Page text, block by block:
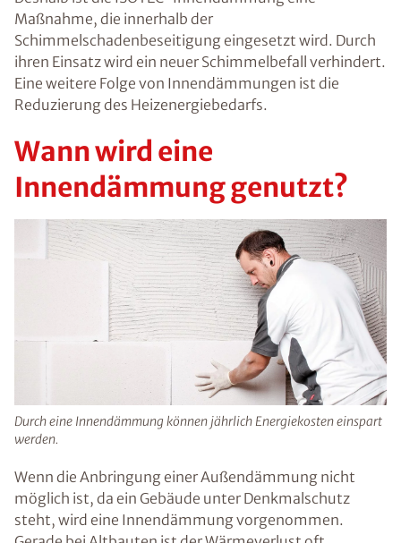
Maßnahme, die innerhalb der
Schimmelschadenbeseitigung eingesetzt wird. Durch
ihren Einsatz wird ein neuer Schimmelbefall verhindert.
Eine weitere Folge von Innendämmungen ist die
Reduzierung des Heizenergiebedarfs.
Wann wird eine
Innendämmung genutzt?
Durch eine Innendämmung können jährlich Energiekosten einspart
werden.
Wenn die Anbringung einer Außendämmung nicht
möglich ist, da ein Gebäude unter Denkmalschutz
steht, wird eine Innendämmung vorgenommen.